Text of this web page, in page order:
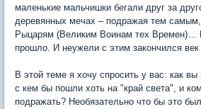
маленькие мальчишки бегали друг за
деревянных мечах – подражая тем
Рыцарям (Великим Воинам тех Времен)…
прошло. И неужели с этим закончился век
В этой теме я хочу спросить у вас: как вы
с кем бы пошли хоть на "край света", и
подражать? Необязательно что бы это